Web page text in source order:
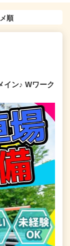
イン♪ Wワーク